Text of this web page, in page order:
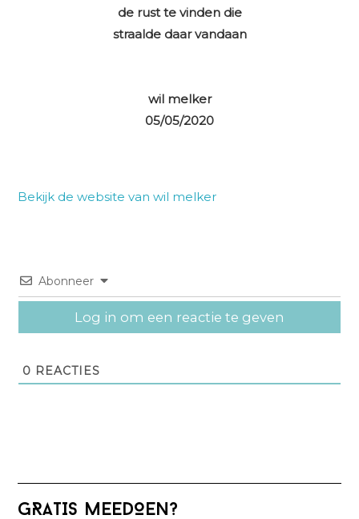
de rust te vinden die
straalde daar vandaan
wil melker
05/05/2020
Bekijk de website van wil melker
Abonneer
Log in om een reactie te geven
0 REACTIES
Primaire
GRATIS MEEDOEN?